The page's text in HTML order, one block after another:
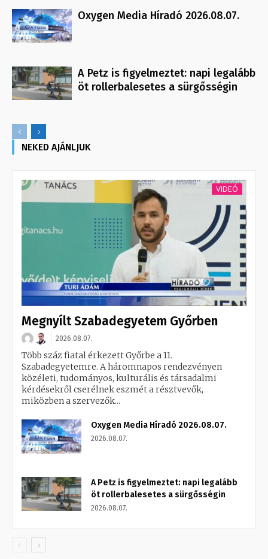
Oxygen Media Híradó 2026.08.07.
A Petz is figyelmeztet: napi legalább
öt rollerbalesetes a sürgősségin
NEKED AJÁNLJUK
VIDEÓ
Megnyílt Szabadegyetem Győrben
2026.08.07.
Több száz fiatal érkezett Győrbe a 11.
Szabadegyetemre. A háromnapos rendezvényen
közéleti, tudományos, kulturális és társadalmi
kérdésekről cserélnek eszmét a résztvevők,
miközben a szervezők...
Oxygen Media Híradó 2026.08.07.
2026.08.07.
A Petz is figyelmeztet: napi legalább
öt rollerbalesetes a sürgősségin
2026.08.07.